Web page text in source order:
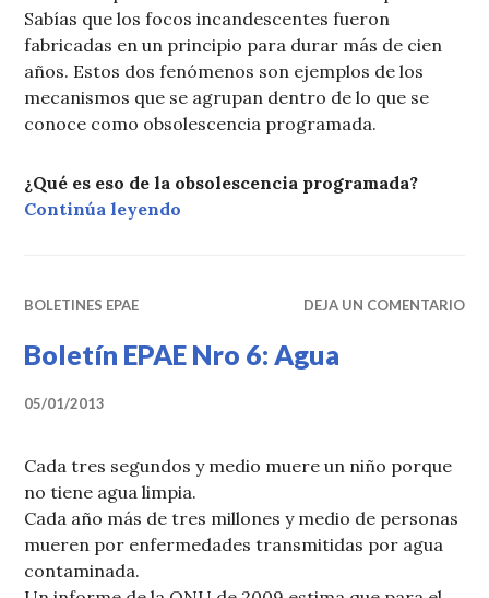
Sabías que los focos incandescentes fueron
fabricadas en un principio para durar más de cien
años. Estos dos fenómenos son ejemplos de los
mecanismos que se agrupan dentro de lo que se
conoce como obsolescencia programada.
¿Qué es eso de la obsolescencia programada?
Continúa leyendo
BOLETINES EPAE DEJA UN COMENTARIO
Boletín EPAE Nro 6: Agua
05/01/2013
Cada tres segundos y medio muere un niño porque
no tiene agua limpia.
Cada año más de tres millones y medio de personas
mueren por enfermedades transmitidas por agua
contaminada.